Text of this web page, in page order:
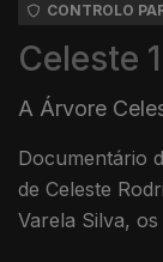
CONTROLO
Celeste
A Árvore
Documentário
de Celeste
Varela Silva,